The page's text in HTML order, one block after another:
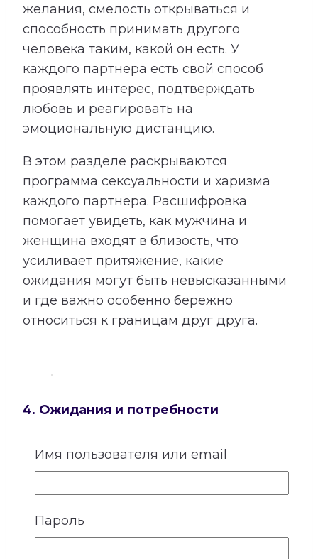
желания, смелость открываться и
способность принимать другого
человека таким, какой он есть. У
каждого партнера есть свой способ
проявлять интерес, подтверждать
любовь и реагировать на
эмоциональную дистанцию.
В этом разделе раскрываются
программа сексуальности и харизма
каждого партнера. Расшифровка
помогает увидеть, как мужчина и
женщина входят в близость, что
усиливает притяжение, какие
ожидания могут быть невысказанными
и где важно особенно бережно
относиться к границам друг друга.
4. Ожидания и потребности
У каждого человека существует
собственное представление о любви,
заботе и роли партнера. Кто-то
особенно нуждается в надежности и
стабильности, кому-то важны свобода,
Имя пользователя или email
Пароль